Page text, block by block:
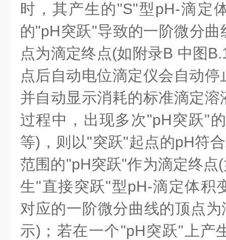
时，其产生的"S"型pH-滴定
的"pH突跃"导致的一阶微分
点为滴定终点(如附录B 中图
点后自动电位滴定仪会自动
并自动显示消耗的标准滴定
过程中，出现多次"pH突跃"
等)，则以"突跃"起点的pH符
范围的"pH突跃"作为滴定终点
生"直接突跃"型pH-滴定体积
对应的一阶微分曲线的顶点
示)；若在一个"pH突跃"上产